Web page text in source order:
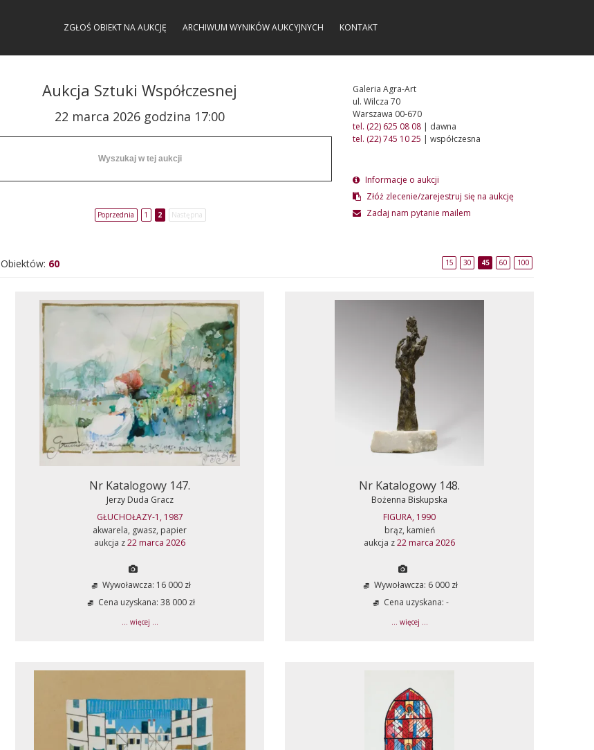
ZGŁOŚ OBIEKT NA AUKCJĘ ARCHIWUM WYNIKÓW AUKCYJNYCH KONTAKT
Aukcja Sztuki Współczesnej
22 marca 2026 godzina 17:00
Poprzednia 1 2 Następna
Galeria Agra-Art
ul. Wilcza 70
Warszawa 00-670
tel. (22) 625 08 08| dawna
tel. (22) 745 10 25 | współczesna
Informacje o aukcji
Złóż zlecenie/zarejestruj się na aukcję
Zadaj nam pytanie mailem
Obiektów: 60 15 30 45 60 100
Nr Katalogowy 147.
Jerzy Duda Gracz
GŁUCHOŁAZY-1, 1987
akwarela, gwasz, papier
aukcja z22 marca 2026
Wywoławcza: 16 000 zł
Cena uzyskana: 38 000 zł
... więcej ...
Nr Katalogowy 148.
Bożenna Biskupska
FIGURA, 1990
brąz, kamień
aukcja z22 marca 2026
Wywoławcza: 6 000 zł
Cena uzyskana: -
... więcej ...